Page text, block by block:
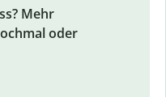
Mehr
oder